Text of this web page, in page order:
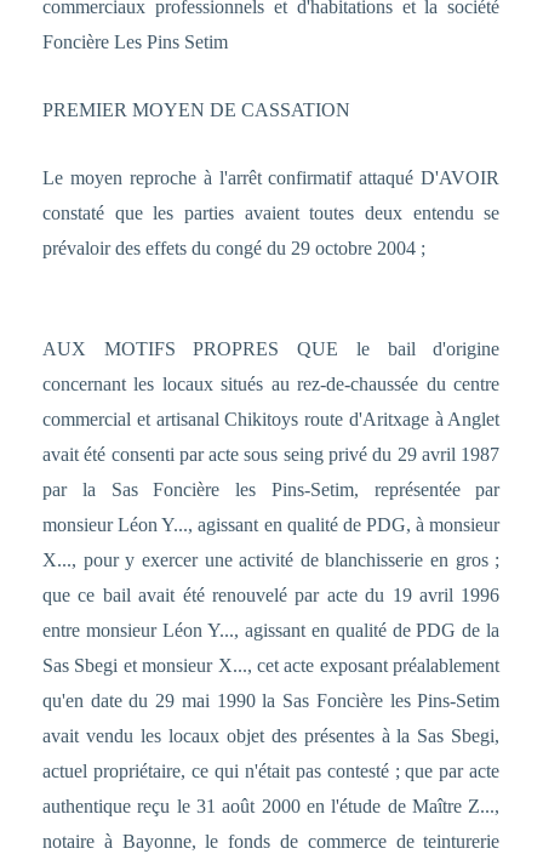
commerciaux professionnels et d'habitations et la société
Foncière Les Pins Setim
PREMIER MOYEN DE CASSATION
Le moyen reproche à l'arrêt confirmatif attaqué D'AVOIR
constaté que les parties avaient toutes deux entendu se
prévaloir des effets du congé du 29 octobre 2004 ;
AUX MOTIFS PROPRES QUE le bail d'origine
concernant les locaux situés au rez-de-chaussée du centre
commercial et artisanal Chikitoys route d'Aritxage à Anglet
avait été consenti par acte sous seing privé du 29 avril 1987
par la Sas Foncière les Pins-Setim, représentée par
monsieur Léon Y..., agissant en qualité de PDG, à monsieur
X..., pour y exercer une activité de blanchisserie en gros ;
que ce bail avait été renouvelé par acte du 19 avril 1996
entre monsieur Léon Y..., agissant en qualité de PDG de la
Sas Sbegi et monsieur X..., cet acte exposant préalablement
qu'en date du 29 mai 1990 la Sas Foncière les Pins-Setim
avait vendu les locaux objet des présentes à la Sas Sbegi,
actuel propriétaire, ce qui n'était pas contesté ; que par acte
authentique reçu le 31 août 2000 en l'étude de Maître Z...,
notaire à Bayonne, le fonds de commerce de teinturerie